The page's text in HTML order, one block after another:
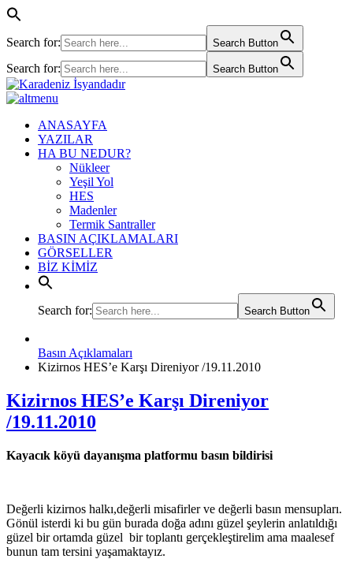
Search for: Search Button
Search for: Search Button
ANASAYFA
YAZILAR
HA BU NEDUR?
Nükleer
Yeşil Yol
HES
Madenler
Termik Santraller
BASIN AÇIKLAMALARI
GÖRSELLER
BİZ KİMİZ
Search for: Search Button
Basın Açıklamaları
Kizirnos HES’e Karşı Direniyor /19.11.2010
Kizirnos HES’e Karşı Direniyor
/19.11.2010
Kayacık köyü dayanışma platformu basın bildirisi
Değerli kizirnos halkı,değerli misafirler ve değerli basın mensupları.
Gönül isterdi ki bu gün burada doğa adını güzel şeylerin anlatıldığı
güzel bir ortamda güzel bir toplantı gerçekleştirelim ama maalesef
bunun tam tersini yaşamaktayız.